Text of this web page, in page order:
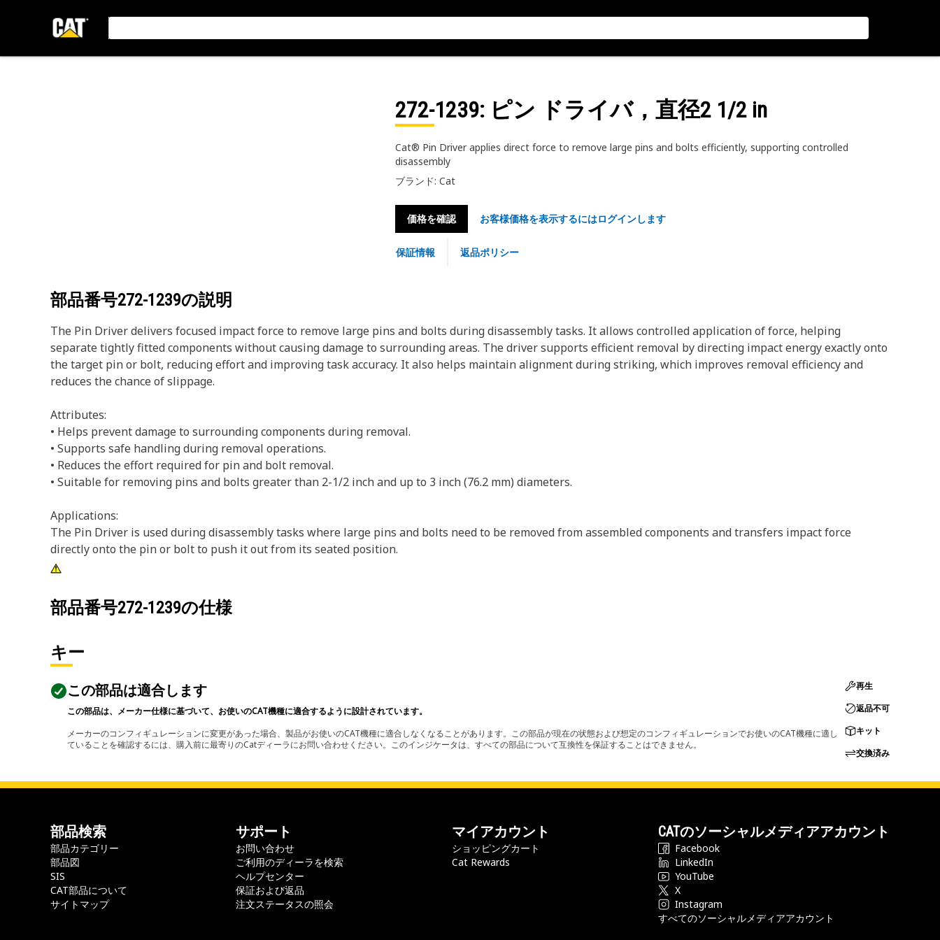
272-1239: ピン ドライバ，直径2 1/2 in
Cat® Pin Driver applies direct force to remove large pins and bolts efficiently, supporting controlled
disassembly
ブランド: Cat
価格を確認 お客様価格を表示するにはログインします
保証情報 返品ポリシー
部品番号272-1239の説明
The Pin Driver delivers focused impact force to remove large pins and bolts during disassembly tasks. It allows controlled application of force, helping
separate tightly fitted components without causing damage to surrounding areas. The driver supports efficient removal by directing impact energy exactly onto
the target pin or bolt, reducing effort and improving task accuracy. It also helps maintain alignment during striking, which improves removal efficiency and
reduces the chance of slippage.
Attributes:
• Helps prevent damage to surrounding components during removal.
• Supports safe handling during removal operations.
• Reduces the effort required for pin and bolt removal.
• Suitable for removing pins and bolts greater than 2-1/2 inch and up to 3 inch (76.2 mm) diameters.
Applications:
The Pin Driver is used during disassembly tasks where large pins and bolts need to be removed from assembled components and transfers impact force
directly onto the pin or bolt to push it out from its seated position.
部品番号272-1239の仕様
キー
この部品は適合します
この部品は、メーカー仕様に基づいて、お使いのCAT機種に適合するように設計されています。
メーカーのコンフィギュレーションに変更があった場合、製品がお使いのCAT機種に適合しなくなることがあります。この部品が現在の状態および想定のコンフィギュレーションでお使いのCAT機種に適し
ていることを確認するには、購入前に最寄りのCatディーラにお問い合わせください。このインジケータは、すべての部品について互換性を保証することはできません。
再生
返品不可
キット
交換済み
部品検索
部品カテゴリー
部品図
SIS
CAT部品について
サイトマップ
サポート
お問い合わせ
ご利用のディーラを検索
ヘルプセンター
保証および返品
注文ステータスの照会
マイアカウント
ショッピングカート
Cat Rewards
CATのソーシャルメディアアカウント
Facebook
LinkedIn
YouTube
X
Instagram
すべてのソーシャルメディアアカウント